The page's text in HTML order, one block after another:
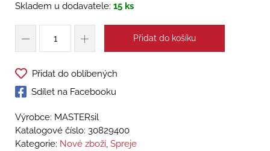
Skladem u dodavatele: 15 ks
Přidat do košíku
Přidat do oblíbených
Sdílet na Facebooku
Výrobce: MASTERsil
Katalogové číslo: 30829400
Kategorie: Nové zboží, Spreje